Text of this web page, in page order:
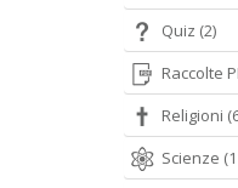
Quiz (2)
Raccolte
Religioni
Scienze